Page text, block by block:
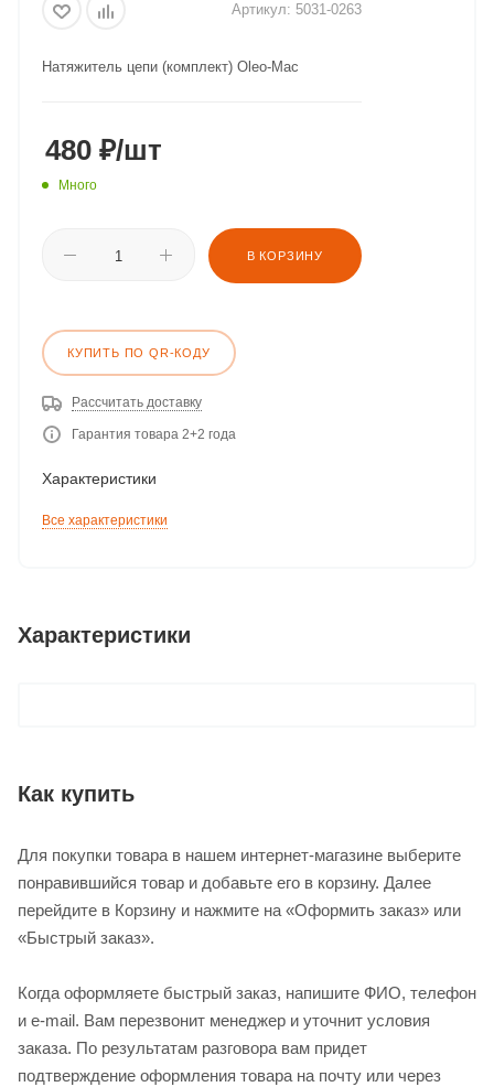
Артикул: 5031-0263
Натяжитель цепи (комплект) Oleo-Mac
480 ₽/шт
Много
В КОРЗИНУ
КУПИТЬ ПО QR-КОДУ
Рассчитать доставку
Гарантия товара 2+2 года
Характеристики
Все характеристики
Характеристики
Как купить
Для покупки товара в нашем интернет-магазине выберите
понравившийся товар и добавьте его в корзину. Далее
перейдите в Корзину и нажмите на «Оформить заказ» или
«Быстрый заказ».
Когда оформляете быстрый заказ, напишите ФИО, телефон
и e-mail. Вам перезвонит менеджер и уточнит условия
заказа. По результатам разговора вам придет
подтверждение оформления товара на почту или через